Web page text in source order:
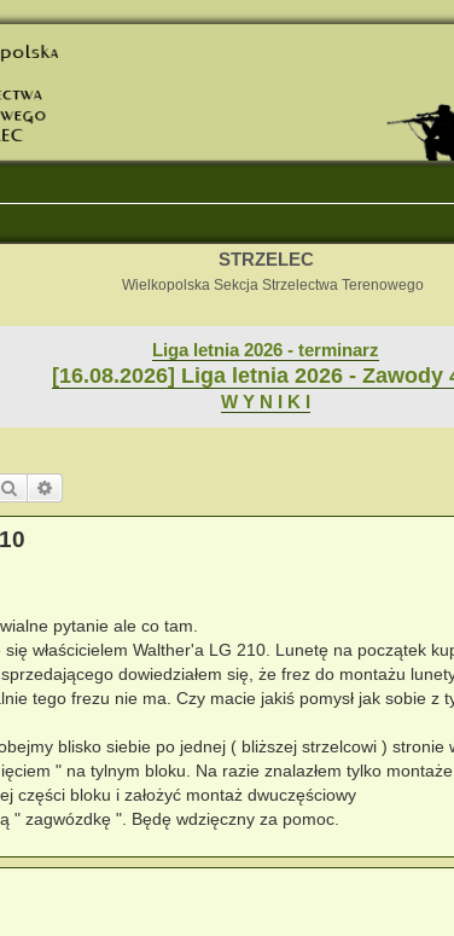
STRZELEC
Wielkopolska Sekcja Strzelectwa Terenowego
Liga letnia 2026 - terminarz
[16.08.2026] Liga letnia 2026 - Zawody
W Y N I K I
Szukaj
pytanie ale co tam.
właścicielem Walther'a LG 210. Lunetę na początek
dowiedziałem się, że frez do montażu
tego frezu nie ma. Czy macie jakiś pomysł jak sobie z
blisko siebie po jednej ( bliższej strzelcowi ) stronie
" na tylnym bloku. Na razie znalazłem tylko montaże
części bloku i założyć montaż dwuczęściowy
" zagwózdkę ". Będę wdzięczny za pomoc.